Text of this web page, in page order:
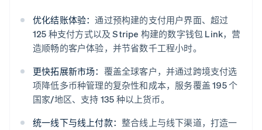
优化结账体验：通过预构建的支付用户界面、超过
125 种支付方式以及 Stripe 构建的数字钱包 Link，营
造顺畅的客户体验，并节省数千工程小时。
更快拓展新市场： 覆盖全球客户，并通过跨境支付选
项降低多币种管理的复杂性和成本，服务覆盖 195 个
国家/地区、支持 135 种以上货币。
统一线下与线上付款： 整合线上与线下渠道，打造一